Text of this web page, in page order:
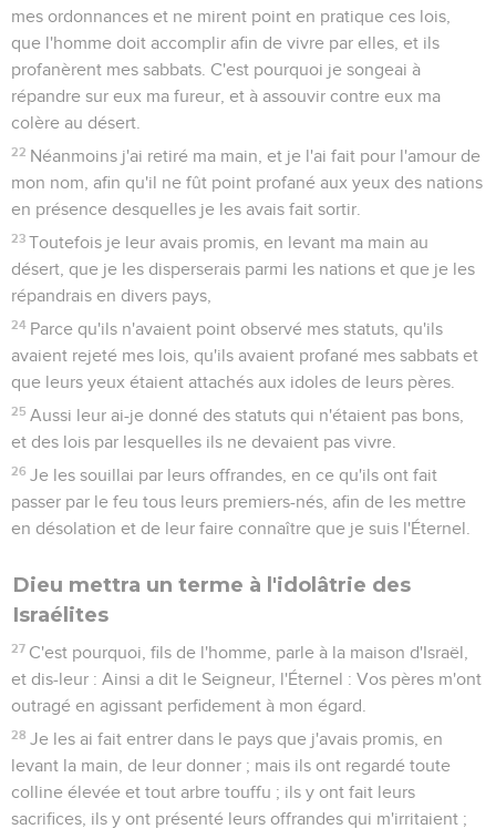
mes ordonnances et ne mirent point en pratique ces lois,
que l'homme doit accomplir afin de vivre par elles, et ils
profanèrent mes sabbats. C'est pourquoi je songeai à
répandre sur eux ma fureur, et à assouvir contre eux ma
colère au désert.
22 Néanmoins j'ai retiré ma main, et je l'ai fait pour l'amour de
mon nom, afin qu'il ne fût point profané aux yeux des nations
en présence desquelles je les avais fait sortir.
23 Toutefois je leur avais promis, en levant ma main au
désert, que je les disperserais parmi les nations et que je les
répandrais en divers pays,
24 Parce qu'ils n'avaient point observé mes statuts, qu'ils
avaient rejeté mes lois, qu'ils avaient profané mes sabbats et
que leurs yeux étaient attachés aux idoles de leurs pères.
25 Aussi leur ai-je donné des statuts qui n'étaient pas bons,
et des lois par lesquelles ils ne devaient pas vivre.
26 Je les souillai par leurs offrandes, en ce qu'ils ont fait
passer par le feu tous leurs premiers-nés, afin de les mettre
en désolation et de leur faire connaître que je suis l'Éternel.
Dieu mettra un terme à l'idolâtrie des
Israélites
27 C'est pourquoi, fils de l'homme, parle à la maison d'Israël,
et dis-leur : Ainsi a dit le Seigneur, l'Éternel : Vos pères m'ont
outragé en agissant perfidement à mon égard.
28 Je les ai fait entrer dans le pays que j'avais promis, en
levant la main, de leur donner ; mais ils ont regardé toute
colline élevée et tout arbre touffu ; ils y ont fait leurs
sacrifices, ils y ont présenté leurs offrandes qui m'irritaient ;